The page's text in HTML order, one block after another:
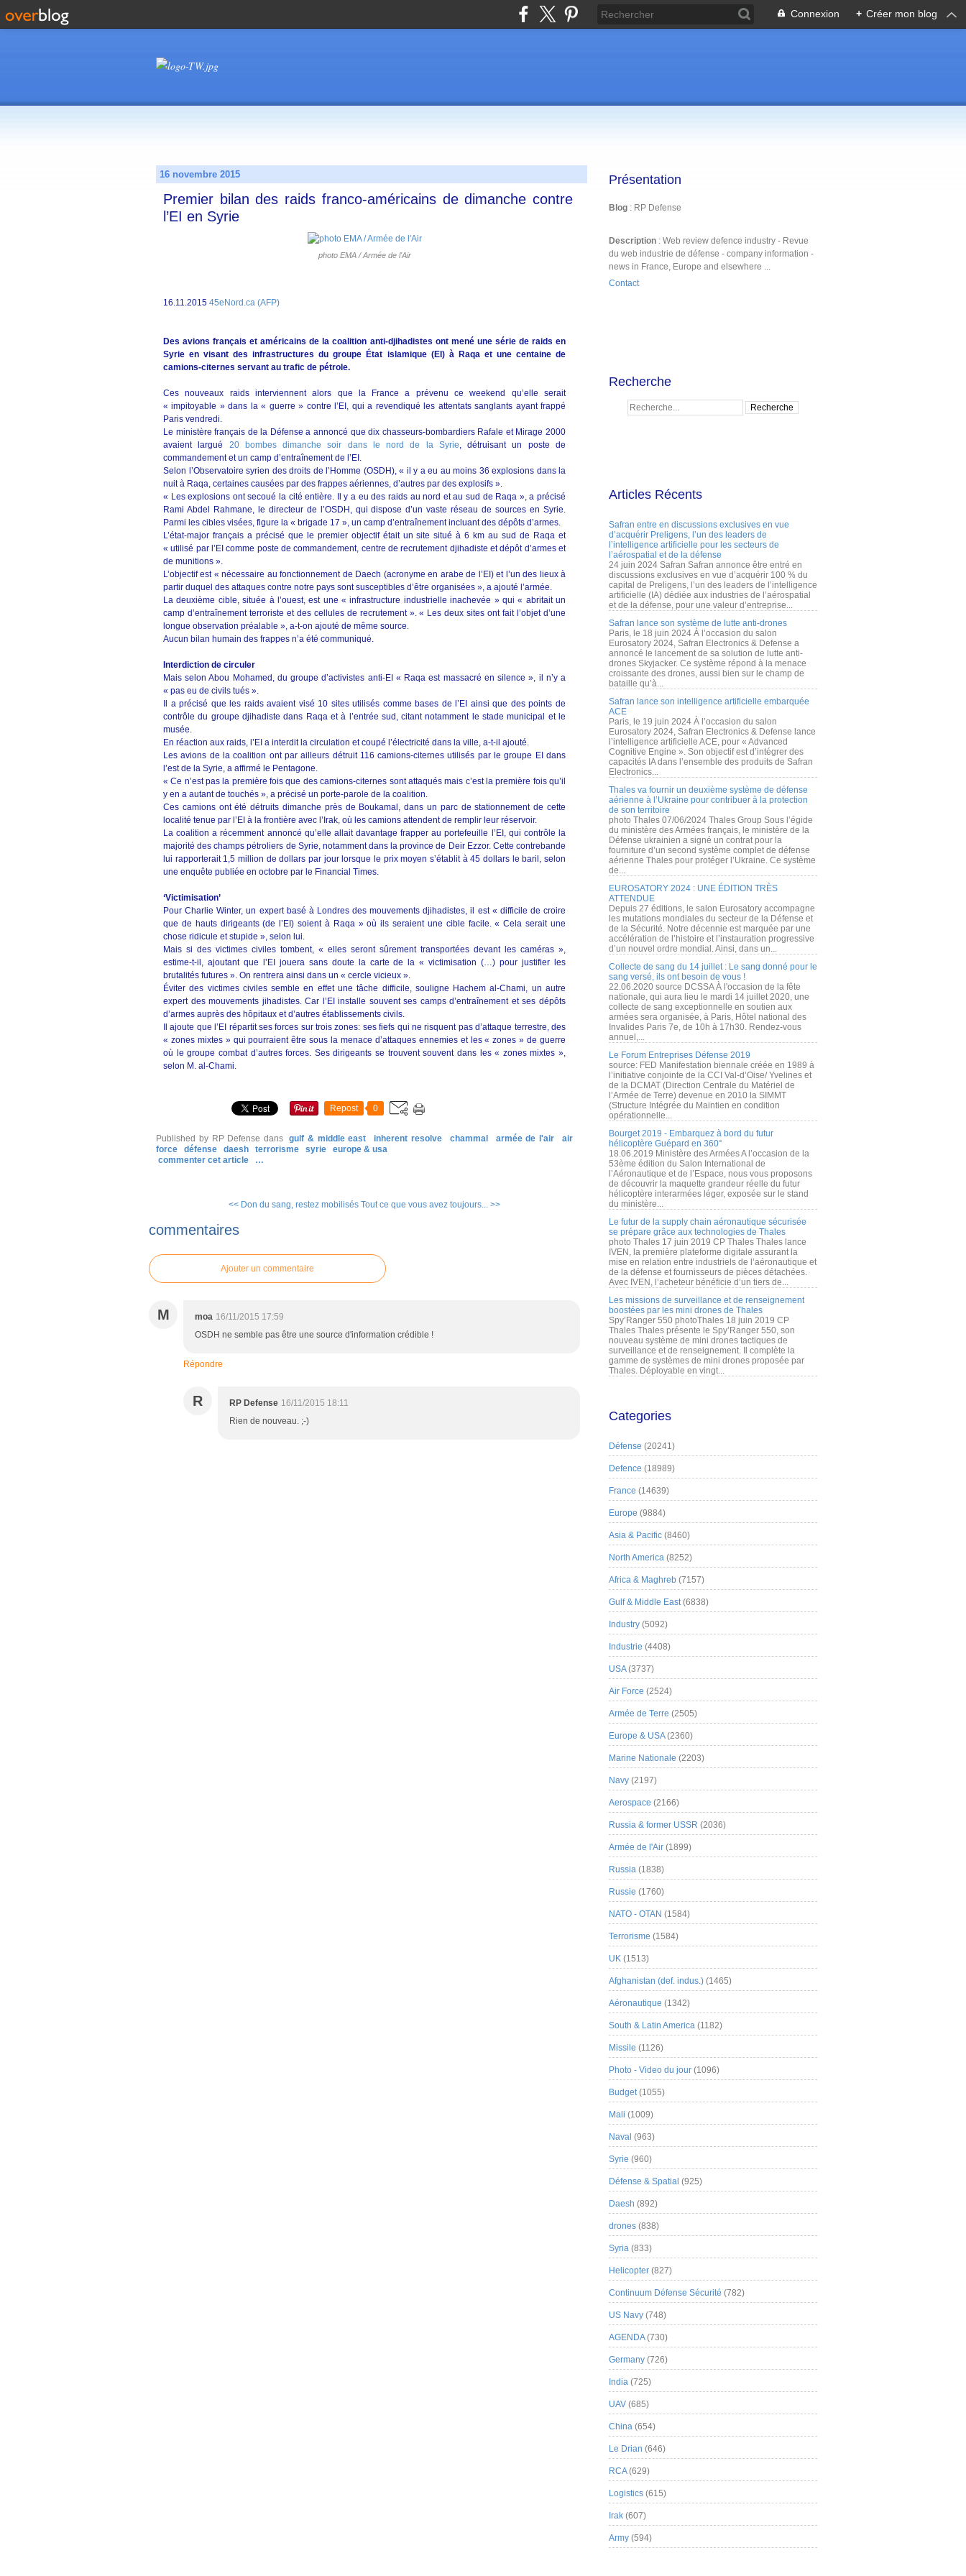
Connexion + Créer mon blog
16 novembre 2015
Premier bilan des raids franco-américains de dimanche contre
l’EI en Syrie
photo EMA / Armée de l'Air
16.11.2015 45eNord.ca (AFP)
Des avions français et américains de la coalition anti-djihadistes ont mené une série de raids en
Syrie en visant des infrastructures du groupe État islamique (EI) à Raqa et une centaine de
camions-citernes servant au trafic de pétrole.
Ces nouveaux raids interviennent alors que la France a prévenu ce weekend qu’elle serait
« impitoyable » dans la « guerre » contre l’EI, qui a revendiqué les attentats sanglants ayant frappé
Paris vendredi.
Le ministère français de la Défense a annoncé que dix chasseurs-bombardiers Rafale et Mirage 2000
avaient largué 20 bombes dimanche soir dans le nord de la Syrie, détruisant un poste de
commandement et un camp d’entraînement de l’EI.
Selon l’Observatoire syrien des droits de l’Homme (OSDH), « il y a eu au moins 36 explosions dans la
nuit à Raqa, certaines causées par des frappes aériennes, d’autres par des explosifs ».
« Les explosions ont secoué la cité entière. Il y a eu des raids au nord et au sud de Raqa », a précisé
Rami Abdel Rahmane, le directeur de l’OSDH, qui dispose d’un vaste réseau de sources en Syrie.
Parmi les cibles visées, figure la « brigade 17 », un camp d’entraînement incluant des dépôts d’armes.
L’état-major français a précisé que le premier objectif était un site situé à 6 km au sud de Raqa et
« utilisé par l’EI comme poste de commandement, centre de recrutement djihadiste et dépôt d’armes et
de munitions ».
L’objectif est « nécessaire au fonctionnement de Daech (acronyme en arabe de l’EI) et l’un des lieux à
partir duquel des attaques contre notre pays sont susceptibles d’être organisées », a ajouté l’armée.
La deuxième cible, située à l’ouest, est une « infrastructure industrielle inachevée » qui « abritait un
camp d’entraînement terroriste et des cellules de recrutement ». « Les deux sites ont fait l’objet d’une
longue observation préalable », a-t-on ajouté de même source.
Aucun bilan humain des frappes n’a été communiqué.
Interdiction de circuler
Mais selon Abou Mohamed, du groupe d’activistes anti-EI « Raqa est massacré en silence », il n’y a
« pas eu de civils tués ».
Il a précisé que les raids avaient visé 10 sites utilisés comme bases de l’EI ainsi que des points de
contrôle du groupe djihadiste dans Raqa et à l’entrée sud, citant notamment le stade municipal et le
musée.
En réaction aux raids, l’EI a interdit la circulation et coupé l’électricité dans la ville, a-t-il ajouté.
Les avions de la coalition ont par ailleurs détruit 116 camions-citernes utilisés par le groupe EI dans
l’est de la Syrie, a affirmé le Pentagone.
« Ce n’est pas la première fois que des camions-citernes sont attaqués mais c’est la première fois qu’il
y en a autant de touchés », a précisé un porte-parole de la coalition.
Ces camions ont été détruits dimanche près de Boukamal, dans un parc de stationnement de cette
localité tenue par l’EI à la frontière avec l’Irak, où les camions attendent de remplir leur réservoir.
La coalition a récemment annoncé qu’elle allait davantage frapper au portefeuille l’EI, qui contrôle la
majorité des champs pétroliers de Syrie, notamment dans la province de Deir Ezzor. Cette contrebande
lui rapporterait 1,5 million de dollars par jour lorsque le prix moyen s’établit à 45 dollars le baril, selon
une enquête publiée en octobre par le Financial Times.
‘Victimisation’
Pour Charlie Winter, un expert basé à Londres des mouvements djihadistes, il est « difficile de croire
que de hauts dirigeants (de l’EI) soient à Raqa » où ils seraient une cible facile. « Cela serait une
chose ridicule et stupide », selon lui.
Mais si des victimes civiles tombent, « elles seront sûrement transportées devant les caméras »,
estime-t-il, ajoutant que l’EI jouera sans doute la carte de la « victimisation (…) pour justifier les
brutalités futures ». On rentrera ainsi dans un « cercle vicieux ».
Éviter des victimes civiles semble en effet une tâche difficile, souligne Hachem al-Chami, un autre
expert des mouvements jihadistes. Car l’EI installe souvent ses camps d’entraînement et ses dépôts
d’armes auprès des hôpitaux et d’autres établissements civils.
Il ajoute que l’EI répartit ses forces sur trois zones: ses fiefs qui ne risquent pas d’attaque terrestre, des
« zones mixtes » qui pourraient être sous la menace d’attaques ennemies et les « zones » de guerre
où le groupe combat d’autres forces. Ses dirigeants se trouvent souvent dans les « zones mixtes »,
selon M. al-Chami.
Repost 0
Published by RP Defense dans gulf & middle east inherent resolve chammal armée de l'air
air
force
défense daesh terrorisme syrie
europe & usa
commenter cet article
…
<< Don du sang, restez mobilisés Tout ce que vous avez toujours... >>
commentaires
Ajouter un commentaire
M moa 16/11/2015 17:59
OSDH ne semble pas être une source d'information crédible !
Répondre
R RP Defense 16/11/2015 18:11
Rien de nouveau. ;-)
Présentation
Blog : RP Defense
Description : Web review defence industry - Revue
du web industrie de défense - company information -
news in France, Europe and elsewhere ...
Contact
Recherche
Articles Récents
Safran entre en discussions exclusives en vue
d’acquérir Preligens, l’un des leaders de
l’intelligence artificielle pour les secteurs de
l’aérospatial et de la défense
24 juin 2024 Safran Safran annonce être entré en
discussions exclusives en vue d’acquérir 100 % du
capital de Preligens, l’un des leaders de l’intelligence
artificielle (IA) dédiée aux industries de l’aérospatial
et de la défense, pour une valeur d’entreprise...
Safran lance son système de lutte anti-drones
Paris, le 18 juin 2024 À l’occasion du salon
Eurosatory 2024, Safran Electronics & Defense a
annoncé le lancement de sa solution de lutte anti-
drones Skyjacker. Ce système répond à la menace
croissante des drones, aussi bien sur le champ de
bataille qu’à...
Safran lance son intelligence artificielle embarquée
ACE
Paris, le 19 juin 2024 À l’occasion du salon
Eurosatory 2024, Safran Electronics & Defense lance
l’intelligence artificielle ACE, pour « Advanced
Cognitive Engine ». Son objectif est d’intégrer des
capacités IA dans l’ensemble des produits de Safran
Electronics...
Thales va fournir un deuxième système de défense
aérienne à l’Ukraine pour contribuer à la protection
de son territoire
photo Thales 07/06/2024 Thales Group Sous l’égide
du ministère des Armées français, le ministère de la
Défense ukrainien a signé un contrat pour la
fourniture d’un second système complet de défense
aérienne Thales pour protéger l’Ukraine. Ce système
de...
EUROSATORY 2024 : UNE ÉDITION TRÈS
ATTENDUE
Depuis 27 éditions, le salon Eurosatory accompagne
les mutations mondiales du secteur de la Défense et
de la Sécurité. Notre décennie est marquée par une
accélération de l’histoire et l’instauration progressive
d’un nouvel ordre mondial. Ainsi, dans un...
Collecte de sang du 14 juillet : Le sang donné pour le
sang versé, ils ont besoin de vous !
22.06.2020 source DCSSA À l'occasion de la fête
nationale, qui aura lieu le mardi 14 juillet 2020, une
collecte de sang exceptionnelle en soutien aux
armées sera organisée, à Paris, Hôtel national des
Invalides Paris 7e, de 10h à 17h30. Rendez-vous
annuel,...
Le Forum Entreprises Défense 2019
source: FED Manifestation biennale créée en 1989 à
l’initiative conjointe de la CCI Val-d’Oise/ Yvelines et
de la DCMAT (Direction Centrale du Matériel de
l’Armée de Terre) devenue en 2010 la SIMMT
(Structure Intégrée du Maintien en condition
opérationnelle...
Bourget 2019 - Embarquez à bord du futur
hélicoptère Guépard en 360°
18.06.2019 Ministère des Armées A l’occasion de la
53ème édition du Salon International de
l’Aéronautique et de l’Espace, nous vous proposons
de découvrir la maquette grandeur réelle du futur
hélicoptère interarmées léger, exposée sur le stand
du ministère...
Le futur de la supply chain aéronautique sécurisée
se prépare grâce aux technologies de Thales
photo Thales 17 juin 2019 CP Thales Thales lance
IVEN, la première plateforme digitale assurant la
mise en relation entre industriels de l’aéronautique et
de la défense et fournisseurs de pièces détachées.
Avec IVEN, l’acheteur bénéficie d’un tiers de...
Les missions de surveillance et de renseignement
boostées par les mini drones de Thales
Spy’Ranger 550 photoThales 18 juin 2019 CP
Thales Thales présente le Spy’Ranger 550, son
nouveau système de mini drones tactiques de
surveillance et de renseignement. Il complète la
gamme de systèmes de mini drones proposée par
Thales. Déployable en vingt...
Categories
Défense (20241)
Defence (18989)
France (14639)
Europe (9884)
Asia & Pacific (8460)
North America (8252)
Africa & Maghreb (7157)
Gulf & Middle East(6838)
Industry (5092)
Industrie (4408)
USA(3737)
Air Force (2524)
Armée de Terre (2505)
Europe & USA(2360)
Marine Nationale (2203)
Navy (2197)
Aerospace (2166)
Russia & former USSR (2036)
Armée de l'Air (1899)
Russia (1838)
Russie (1760)
NATO - OTAN (1584)
Terrorisme (1584)
UK (1513)
Afghanistan (def. indus.) (1465)
Aéronautique (1342)
South & Latin America (1182)
Missile (1126)
Photo - Video du jour (1096)
Budget(1055)
Mali (1009)
Naval (963)
Syrie (960)
Défense & Spatial (925)
Daesh (892)
drones (838)
Syria (833)
Helicopter (827)
Continuum Défense Sécurité (782)
US Navy (748)
AGENDA(730)
Germany (726)
India (725)
UAV (685)
China (654)
Le Drian (646)
RCA(629)
Logistics (615)
Irak (607)
Army (594)